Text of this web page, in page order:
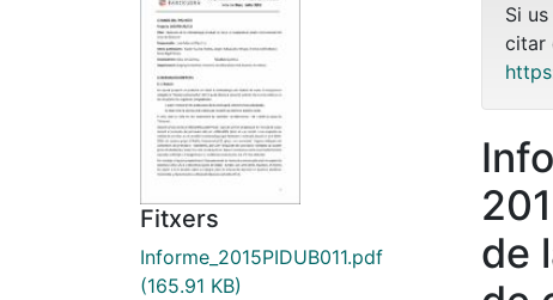
Fitxers
Informe_2015PIDUB011.pdf
(165.91 KB)
Si
citar
de